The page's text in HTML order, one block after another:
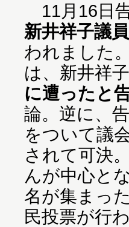
11月16日
新井祥子議
われました
は、新井祥
に遭ったと
論。逆に、
をついて議
されて可決
んが中心と
名が集まっ
民投票が行